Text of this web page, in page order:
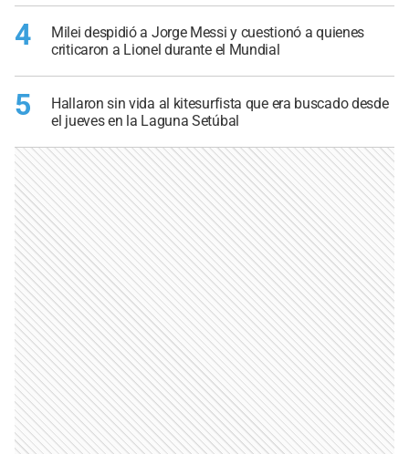
4
Milei despidió a Jorge Messi y cuestionó a quienes
criticaron a Lionel durante el Mundial
5
Hallaron sin vida al kitesurfista que era buscado desde
el jueves en la Laguna Setúbal